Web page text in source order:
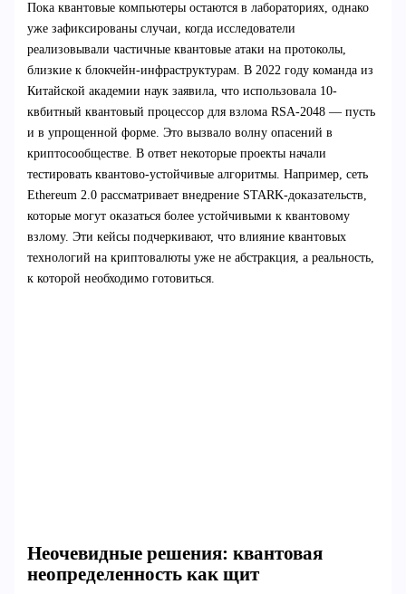
Пока квантовые компьютеры остаются в лабораториях, однако
уже зафиксированы случаи, когда исследователи
реализовывали частичные квантовые атаки на протоколы,
близкие к блокчейн-инфраструктурам. В 2022 году команда из
Китайской академии наук заявила, что использовала 10-
квбитный квантовый процессор для взлома RSA-2048 — пусть
и в упрощенной форме. Это вызвало волну опасений в
криптосообществе. В ответ некоторые проекты начали
тестировать квантово-устойчивые алгоритмы. Например, сеть
Ethereum 2.0 рассматривает внедрение STARK-доказательств,
которые могут оказаться более устойчивыми к квантовому
взлому. Эти кейсы подчеркивают, что влияние квантовых
технологий на криптовалюты уже не абстракция, а реальность,
к которой необходимо готовиться.
Неочевидные решения: квантовая
неопределенность как щит